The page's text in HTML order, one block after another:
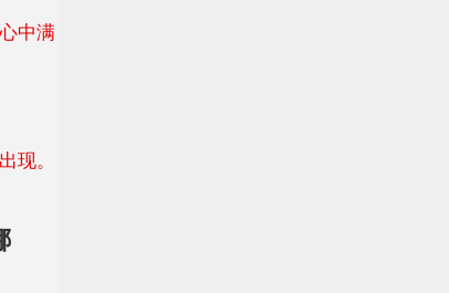
中满
现。